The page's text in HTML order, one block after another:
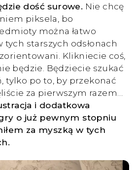
dość surowe. Nie chcę
piksela, bo
można łatwo
tych starszych odsłonach
Klikniecie coś,
będzie. Będziecie szukać
tylko po to, by przekonać
za pierwszym razem…
i dodatkowa
o już pewnym stopniu
za myszką w tych